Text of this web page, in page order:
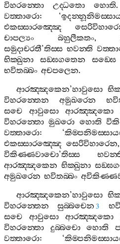
විහරන‍්තො
උද‍්ධතො හොති
වත‍්තාරො: ‘
එකස‍්සාරඤ‍්ඤෙ
චාපල්‍යං
බහුලීකතං,
සමුදාචරතී’තිස‍්ස භවන‍්ති
භික‍්ඛුනා
සඞ‍්ඝගතෙන සඞ‍්ඝෙ
භවිතබ‍්බං අචපලෙන.
ආරඤ‍්ඤකෙන’හාවුසො
විහරන‍්තෙන
අමුඛරෙන
සචෙ
ආවුසො ආරඤ‍්ඤකො
විහරන‍්තො මුඛරො හොති
වත‍්තාරො: ‘
එකස‍්සාරඤ‍්ඤෙ සෙරිවිහාරෙන,
විකිණ‍්ණවාචො’තිස‍්ස
ආරඤ‍්ඤකෙන භික‍්ඛුනා
අමුඛරෙන භවිතබ‍්බං
ආරඤ‍්ඤකෙන’හාවුසො
විහරන‍්තෙන
සුබ‍්බචෙන 3
සචෙ
ආවුසො ආරඤ‍්ඤකො
විහරන‍්තො
දුබ‍්බචො හොති
වත‍්තාරො: ‘